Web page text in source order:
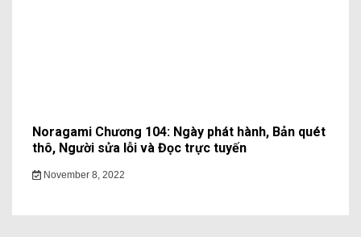
Noragami Chương 104: Ngày phát hành, Bản quét
thô, Người sửa lỗi và Đọc trực tuyến
November 8, 2022